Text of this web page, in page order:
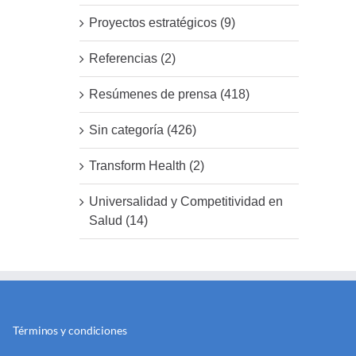
Proyectos estratégicos (9)
Referencias (2)
Resúmenes de prensa (418)
Sin categoría (426)
Transform Health (2)
Universalidad y Competitividad en
Salud (14)
Términos y condiciones